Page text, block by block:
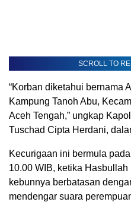
SCROLL TO
“Korban diketahui bernama
Kampung Tanoh Abu,
Aceh Tengah,” ungkap
Tuschad Cipta Herdani,
Kecurigaan ini bermula
10.00 WIB, ketika
kebunnya berbatasan
mendengar suara